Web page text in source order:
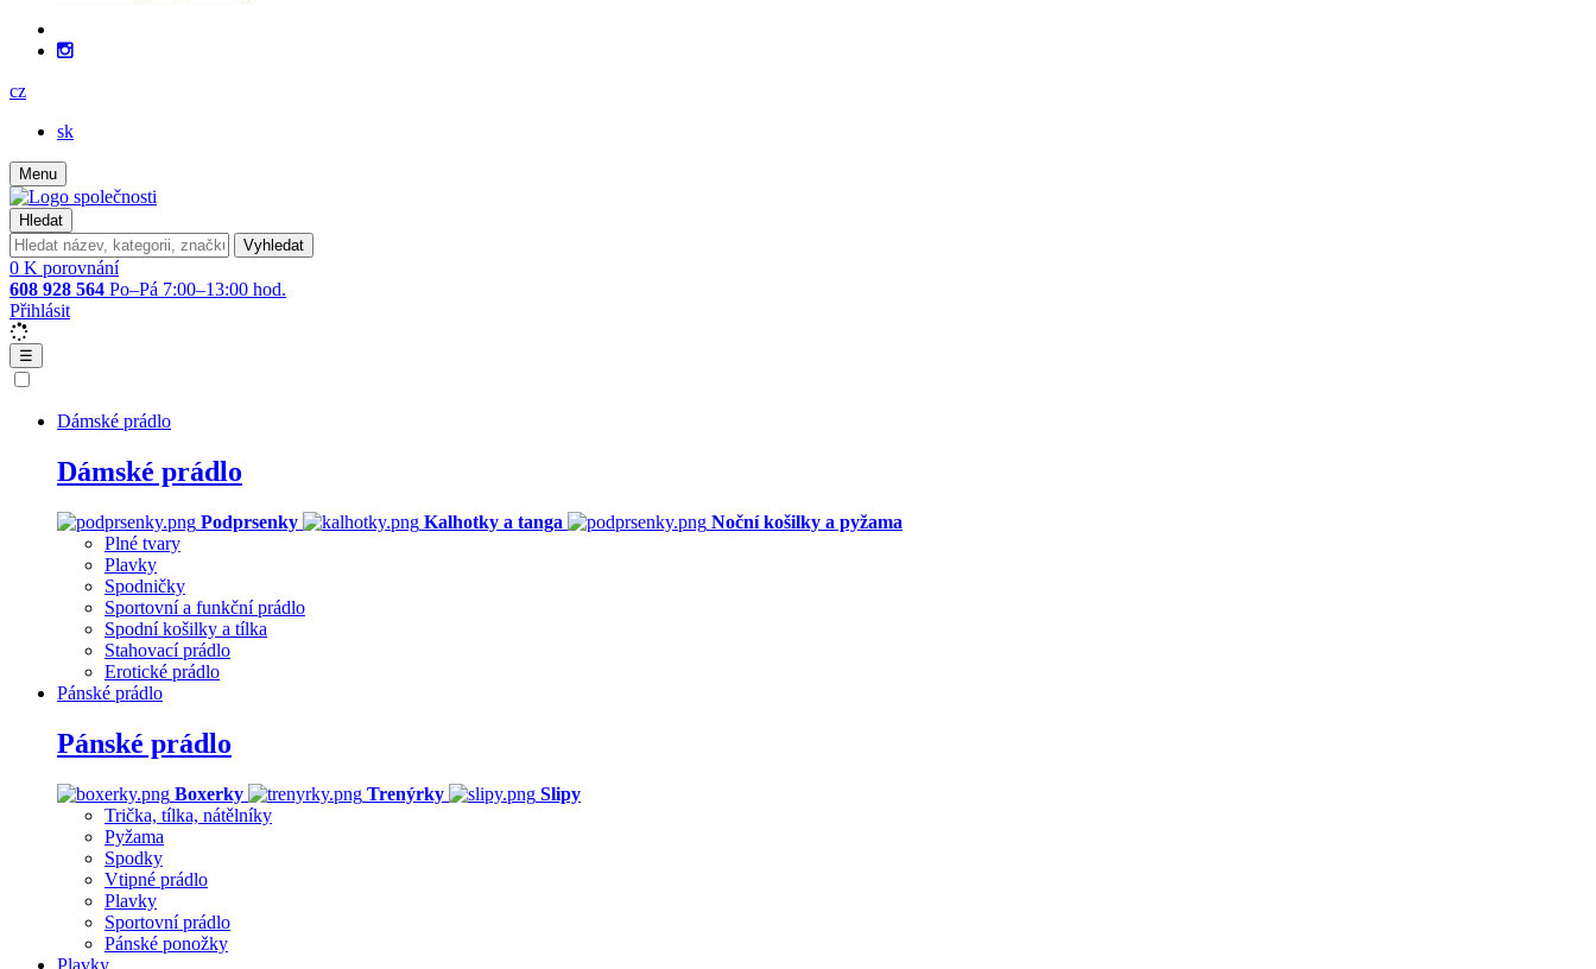
cz
sk
Menu
Hledat
Vyhledat
0 K porovnání
608 928 564 Po–Pá 7:00–13:00 hod.
Přihlásit
☰
Dámské prádlo
Dámské prádlo
Podprsenky Kalhotky a tanga
Noční košilky a pyžama
Plné tvary
Plavky
Spodničky
Sportovní a funkční prádlo
Spodní košilky a tílka
Stahovací prádlo
Erotické prádlo
Pánské prádlo
Pánské prádlo
Boxerky Trenýrky
Slipy
Trička, tílka, nátělníky
Pyžama
Spodky
Vtipné prádlo
Plavky
Sportovní prádlo
Pánské ponožky
Plavky